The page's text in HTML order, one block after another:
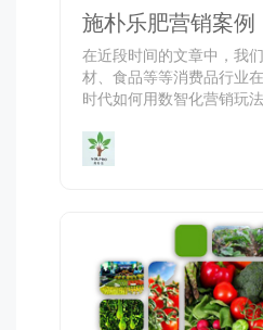
施朴乐肥营销案例
在近段时间的文章中，我
材、食品等等消费品行业
时代如何用数智化营销玩